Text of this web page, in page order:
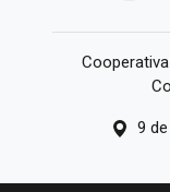
9